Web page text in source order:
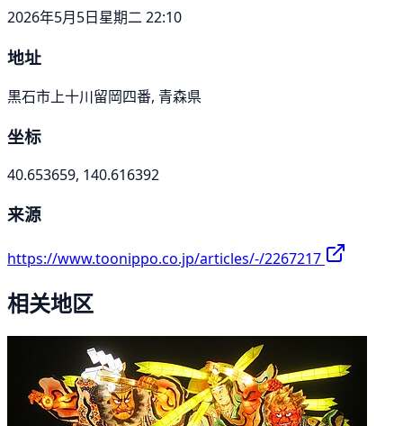
2026年5月5日星期二 22:10
地址
黒石市上十川留岡四番, 青森県
坐标
40.653659, 140.616392
来源
https://www.toonippo.co.jp/articles/-/2267217
相关地区